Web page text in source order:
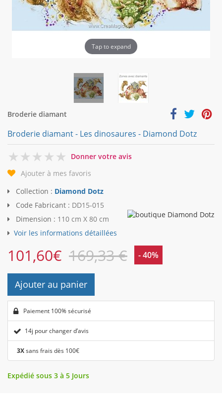
Tap to expand
Broderie diamant
Broderie diamant - Les dinosaures - Diamond Dotz
0
Donner votre avis
Ajouter à mes favoris
Collection : Diamond Dotz
Code Fabricant : DD15-015
Dimension : 110 cm X 80 cm
Voir les informations détaillées
101,60€ 169,33 € - 40%
Ajouter au panier
Paiement 100% sécurisé
14j pour changer d’avis
3Xsans frais dès 100€
Expédié sous 3 à 5 Jours